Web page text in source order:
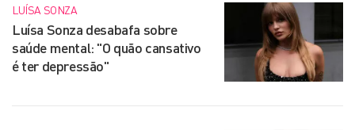
LUÍSA SONZA
Luísa Sonza desabafa sobre
saúde mental: "O quão cansativo
é ter depressão"